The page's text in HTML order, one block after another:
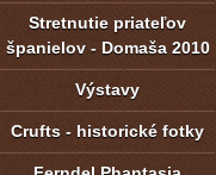
Stretnutie priateľov
španielov - Domaša 2010
Výstavy
Crufts - historické fotky